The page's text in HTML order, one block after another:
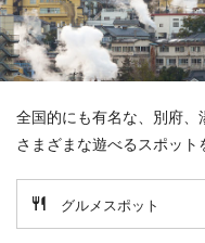
全国的にも有名な、別府、
さまざまな遊べるスポット
グルメスポット